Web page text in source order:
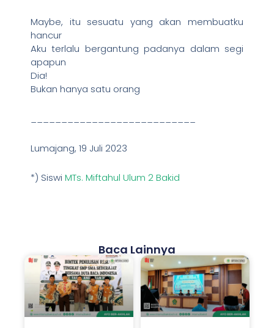
Maybe, itu sesuatu yang akan membuatku
hancur
Aku terlalu bergantung padanya dalam segi
apapun
Dia!
Bukan hanya satu orang
Lumajang, 19 Juli 2023
*) Siswi MTs. Miftahul Ulum 2 Bakid
Baca Lainnya